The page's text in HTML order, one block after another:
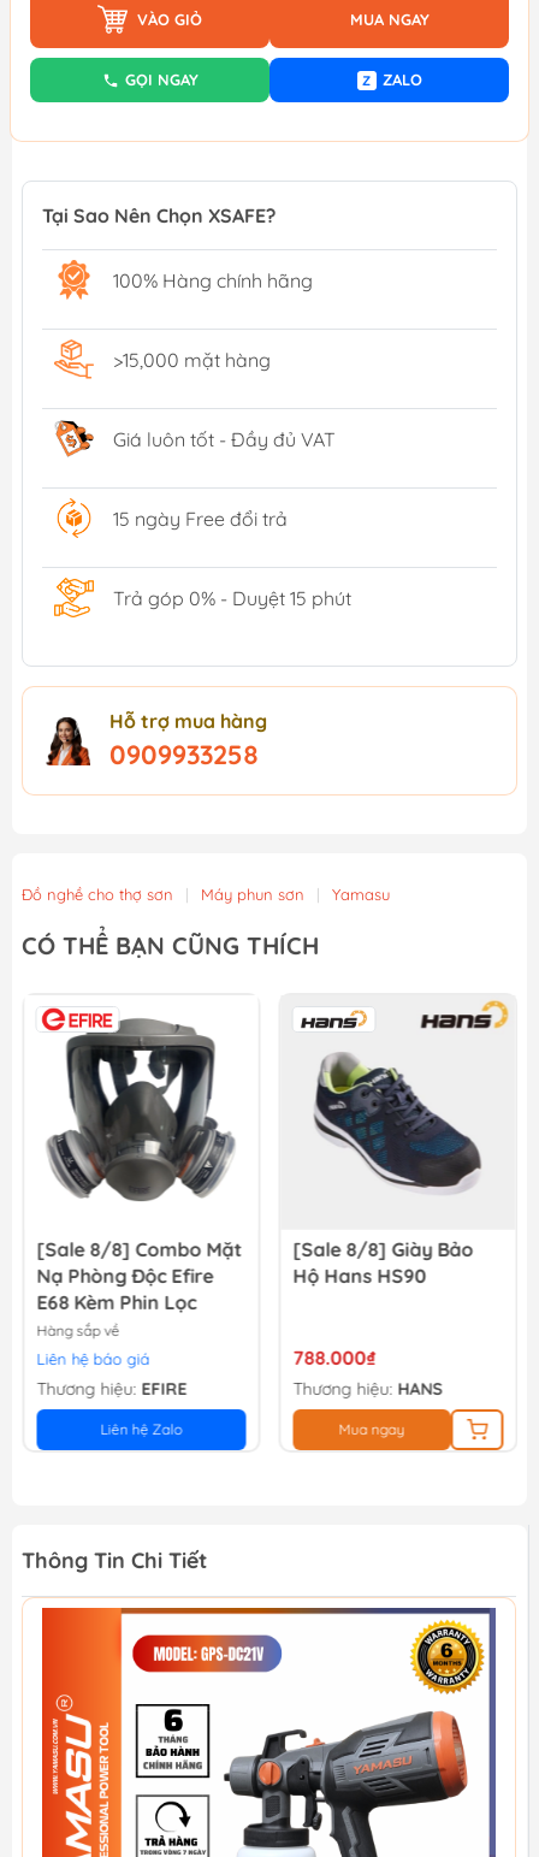
VÀO GIỎ MUA NGAY
GỌI NGAY Z ZALO
Tại Sao Nên Chọn XSAFE?
100% Hàng chính hãng
>15,000 mặt hàng
Giá luôn tốt - Đầy đủ VAT
15 ngày Free đổi trả
Trả góp 0% - Duyệt 15 phút
Hỗ trợ mua hàng
0909933258
Đồ nghề cho thợ sơn | Máy phun sơn | Yamasu
CÓ THỂ BẠN CŨNG THÍCH
[Sale 8/8] Combo Mặt
Nạ Phòng Độc Efire
E68 Kèm Phin Lọc
Hàng sắp về
Liên hệ báo giá
Thương hiệu: EFIRE
Liên hệ Zalo
[Sale 8/8] Giày Bảo
Hộ Hans HS90
788.000₫
Thương hiệu: HANS
Mua ngay
Thông Tin Chi Tiết